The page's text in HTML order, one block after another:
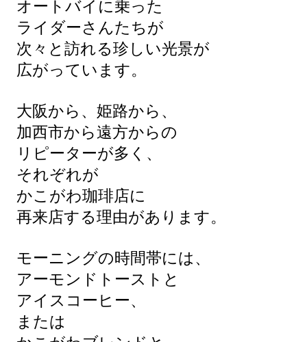
オートバイに乗った
ライダーさんたちが
次々と訪れる珍しい光景が
広がっています。
大阪から、姫路から、
加西市から遠方からの
リピーターが多く、
それぞれが
かこがわ珈琲店に
再来店する理由があります。
モーニングの時間帯には、
アーモンドトーストと
アイスコーヒー、
または